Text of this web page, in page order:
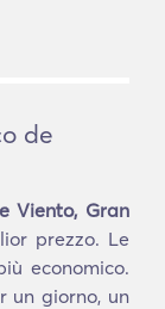
de
Viento, Gran
prezzo. Le
economico.
un giorno, un